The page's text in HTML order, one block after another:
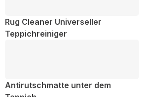
Rug Cleaner Universeller
Teppichreiniger
Antirutschmatte unter dem